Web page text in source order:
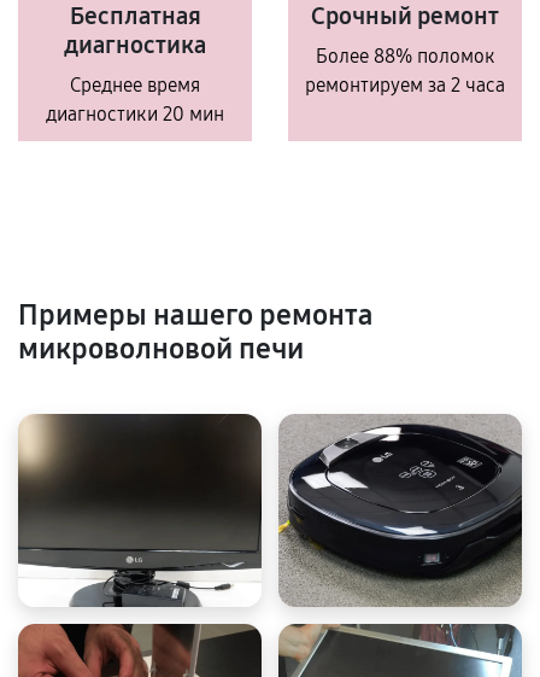
Бесплатная
диагностика
Среднее время
диагностики 20 мин
Срочный ремонт
Более 88% поломок
ремонтируем за 2 часа
Примеры нашего ремонта
микроволновой печи